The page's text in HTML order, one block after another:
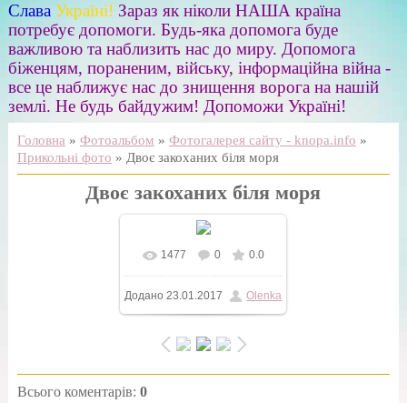
Слава Україні! Зараз як ніколи НАША країна
потребує допомоги. Будь-яка допомога буде
важливою та наблизить нас до миру. Допомога
біженцям, пораненим, війську, інформаційна війна -
все це наближує нас до знищення ворога на нашій
землі. Не будь байдужим! Допоможи Україні!
Головна » Фотоальбом » Фотогалерея сайту - knopa.info »
Прикольні фото » Двоє закоханих біля моря
Двоє закоханих біля моря
У реальному розмірі
604x401/ 47.7Kb
1477 0 0.0
Додано 23.01.2017 Olenka
Всього коментарів: 0